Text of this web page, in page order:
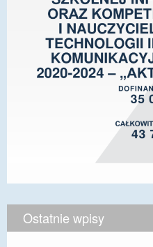
Ostatnie wpisy